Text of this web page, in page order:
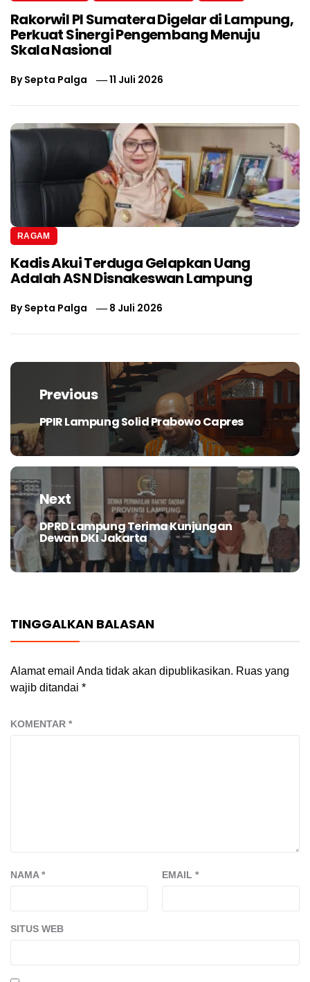
Rakorwil PI Sumatera Digelar di Lampung,
Perkuat Sinergi Pengembang Menuju
Skala Nasional
BySepta Palga 11 Juli 2026
RAGAM
Kadis Akui Terduga Gelapkan Uang
Adalah ASN Disnakeswan Lampung
BySepta Palga 8 Juli 2026
Navigasi
posPrevious
Previous
post:
PPIR Lampung Solid Prabowo Capres
Next
Next
post:
DPRD Lampung Terima Kunjungan
Dewan DKI Jakarta
TINGGALKAN BALASAN
Alamat email Anda tidak akan dipublikasikan. Ruas yang
wajib ditandai *
KOMENTAR *
NAMA* EMAIL *
SITUS WEB